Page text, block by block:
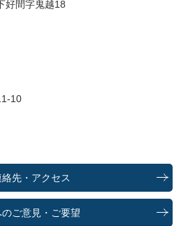
好間字鬼越18
10
絡先・アクセス
のご意見・ご要望